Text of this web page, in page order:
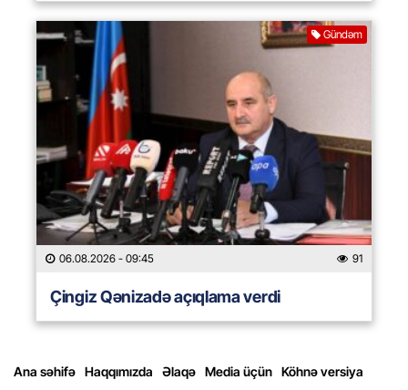
Gündəm
06.08.2026 - 09:45 91
Çingiz Qənizadə açıqlama verdi
Ana səhifə Haqqımızda Əlaqə Media üçün Köhnə versiya